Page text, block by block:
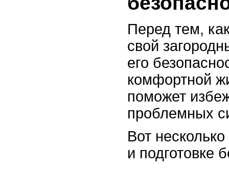
Перед тем,
свой
его
комфортной
поможет
проблемных
Вот
и подготовке